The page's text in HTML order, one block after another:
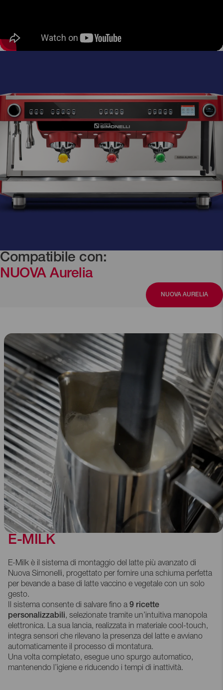
Compatibile con:
NUOVA Aurelia
NUOVA AURELIA
E-MILK
E-Milk è il sistema di montaggio del latte più avanzato di
Nuova Simonelli, progettato per fornire una schiuma perfetta
per bevande a base di latte vaccino e vegetale con un solo
gesto.
Il sistema consente di salvare fino a 9 ricette
personalizzabili, selezionate tramite un’intuitiva manopola
elettronica. La sua lancia, realizzata in materiale cool-touch,
integra sensori che rilevano la presenza del latte e avviano
automaticamente il processo di montatura.
Una volta completato, esegue uno spurgo automatico,
mantenendo l’igiene e riducendo i tempi di inattività.